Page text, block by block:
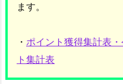
ます。
・ ポイント獲得集計表
ト集計表